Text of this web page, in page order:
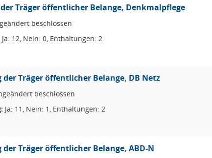
Träger öffentlicher Belange, Denkmalpflege
beschlossen
Ja: 12, Nein: 0, Enthaltungen: 2
der Träger öffentlicher Belange, DB Netz
beschlossen
Ja: 11, Nein: 1, Enthaltungen: 2
Träger öffentlicher Belange, ABD-N